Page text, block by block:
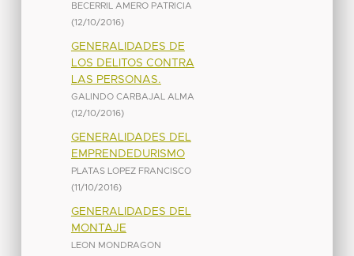
BECERRIL AMERO PATRICIA
(12/10/2016)
GENERALIDADES DE
LOS DELITOS CONTRA
LAS PERSONAS.
GALINDO CARBAJAL ALMA
(12/10/2016)
GENERALIDADES DEL
EMPRENDEDURISMO
PLATAS LOPEZ FRANCISCO
(11/10/2016)
GENERALIDADES DEL
MONTAJE
LEON MONDRAGON